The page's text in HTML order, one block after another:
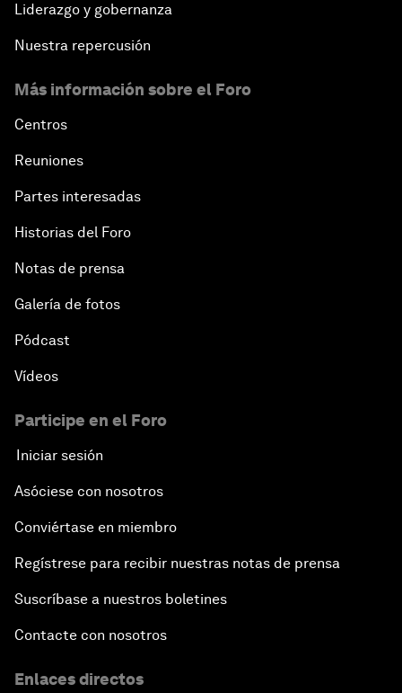
Liderazgo y gobernanza
Nuestra repercusión
Más información sobre el Foro
Centros
Reuniones
Partes interesadas
Historias del Foro
Notas de prensa
Galería de fotos
Pódcast
Vídeos
Participe en el Foro
Iniciar sesión
Asóciese con nosotros
Conviértase en miembro
Regístrese para recibir nuestras notas de prensa
Suscríbase a nuestros boletines
Contacte con nosotros
Enlaces directos